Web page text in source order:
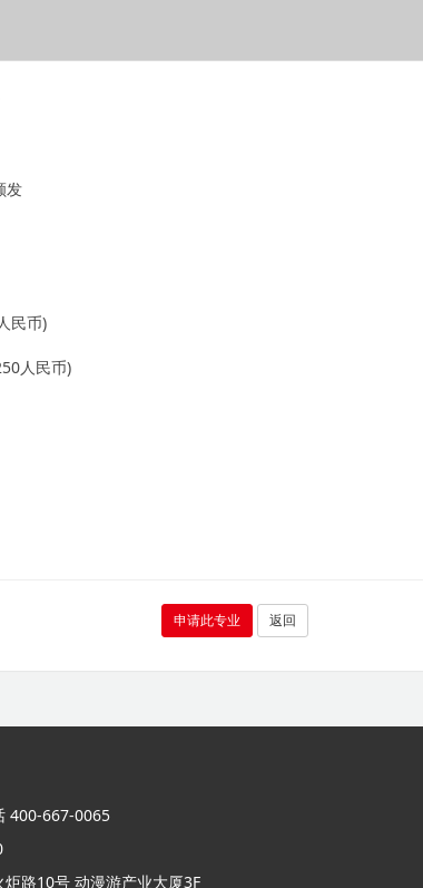
发
民币)
人民币)
申请此专业 返回
400-667-0065
路10号 动漫游产业大厦3F